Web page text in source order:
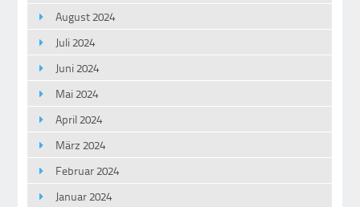
August 2024
Juli 2024
Juni 2024
Mai 2024
April 2024
März 2024
Februar 2024
Januar 2024